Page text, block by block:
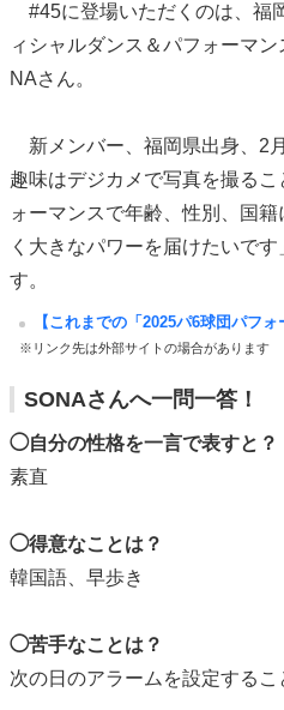
#45に登場いただくのは、福
ィシャルダンス＆パフォーマ
NAさん。
新メンバー、福岡県出身、2
趣味はデジカメで写真を撮る
ォーマンスで年齢、性別、国
く大きなパワーを届けたいで
す。
【これまでの「2025パ6球団パフ
※リンク先は外部サイトの場合があります
SONAさんへ一問一答！
◯自分の性格を一言で表すと？
素直
◯得意なことは？
韓国語、早歩き
◯苦手なことは？
次の日のアラームを設定するこ